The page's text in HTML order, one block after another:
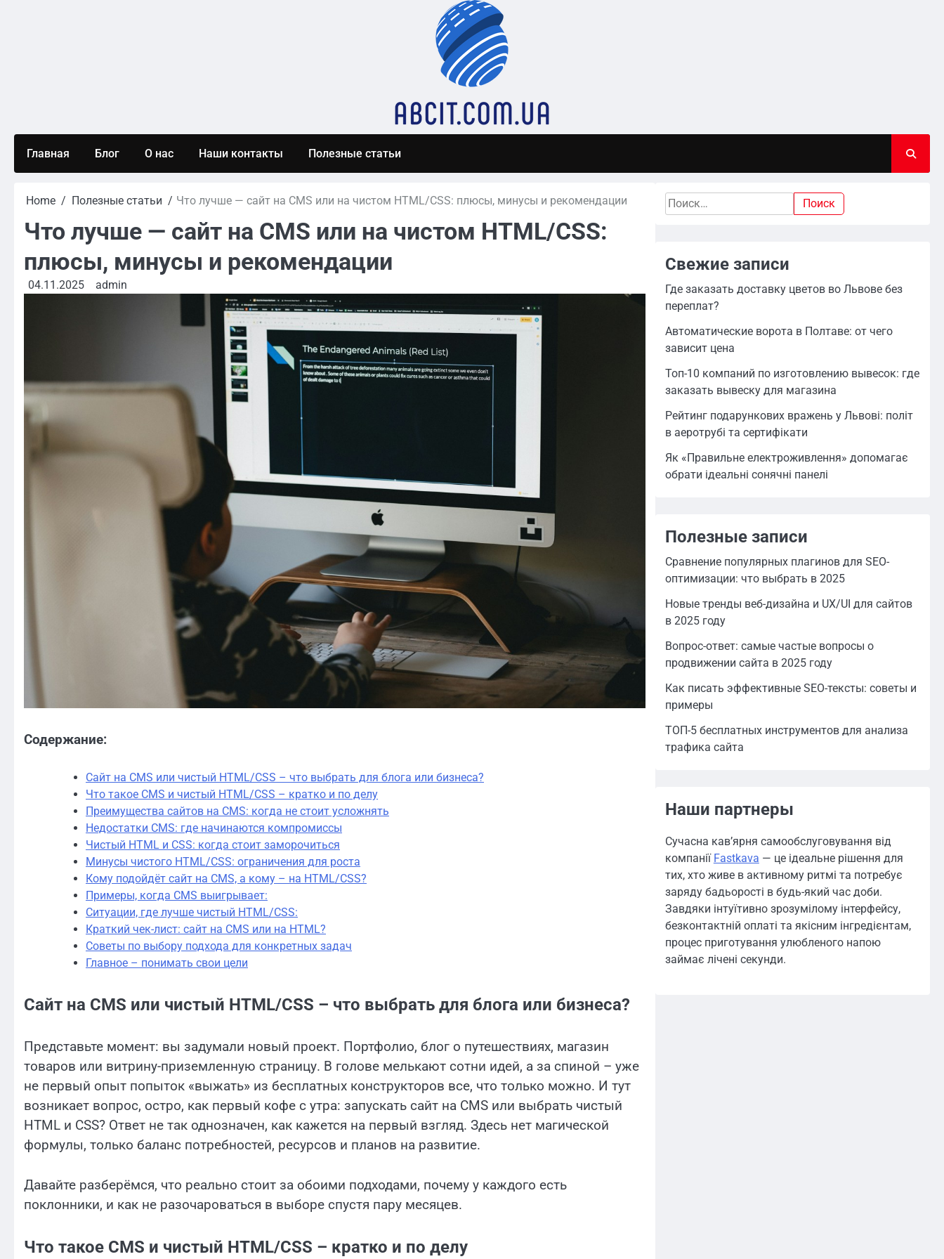
Главная Блог О нас Наши контакты Полезные статьи
Home Полезные статьи Что лучше — сайт на CMS или на чистом HTML/CSS: плюсы, минусы и рекомендации
Что лучше — сайт на CMS или на чистом HTML/CSS:
плюсы, минусы и рекомендации
04.11.2025 admin
Содержание:
Сайт на CMS или чистый HTML/CSS – что выбрать для блога или бизнеса?
Что такое CMS и чистый HTML/CSS – кратко и по делу
Преимущества сайтов на CMS: когда не стоит усложнять
Недостатки CMS: где начинаются компромиссы
Чистый HTML и CSS: когда стоит заморочиться
Минусы чистого HTML/CSS: ограничения для роста
Кому подойдёт сайт на CMS, а кому – на HTML/CSS?
Примеры, когда CMS выигрывает:
Ситуации, где лучше чистый HTML/CSS:
Краткий чек-лист: сайт на CMS или на HTML?
Советы по выбору подхода для конкретных задач
Главное – понимать свои цели
Сайт на CMS или чистый HTML/CSS – что выбрать для блога или бизнеса?
Представьте момент: вы задумали новый проект. Портфолио, блог о путешествиях, магазин
товаров или витрину-приземленную страницу. В голове мелькают сотни идей, а за спиной – уже
не первый опыт попыток «выжать» из бесплатных конструкторов все, что только можно. И тут
возникает вопрос, остро, как первый кофе с утра: запускать сайт на CMS или выбрать чистый
HTML и CSS? Ответ не так однозначен, как кажется на первый взгляд. Здесь нет магической
формулы, только баланс потребностей, ресурсов и планов на развитие.
Давайте разберёмся, что реально стоит за обоими подходами, почему у каждого есть
поклонники, и как не разочароваться в выборе спустя пару месяцев.
Что такое CMS и чистый HTML/CSS – кратко и по делу
Найти:
Свежие записи
Где заказать доставку цветов во Львове без
переплат?
Автоматические ворота в Полтаве: от чего
зависит цена
Топ-10 компаний по изготовлению вывесок: где
заказать вывеску для магазина
Рейтинг подарункових вражень у Львові: політ
в аеротрубі та сертифікати
Як «Правильне електроживлення» допомагає
обрати ідеальні сонячні панелі
Полезные записи
Сравнение популярных плагинов для SEO-
оптимизации: что выбрать в 2025
Новые тренды веб-дизайна и UX/UI для сайтов
в 2025 году
Вопрос-ответ: самые частые вопросы о
продвижении сайта в 2025 году
Как писать эффективные SEO-тексты: советы и
примеры
ТОП-5 бесплатных инструментов для анализа
трафика сайта
Наши партнеры
Сучасна кав’ярня самообслуговування від
компанії Fastkava — це ідеальне рішення для
тих, хто живе в активному ритмі та потребує
заряду бадьорості в будь-який час доби.
Завдяки інтуїтивно зрозумілому інтерфейсу,
безконтактній оплаті та якісним інгредієнтам,
процес приготування улюбленого напою
займає лічені секунди.